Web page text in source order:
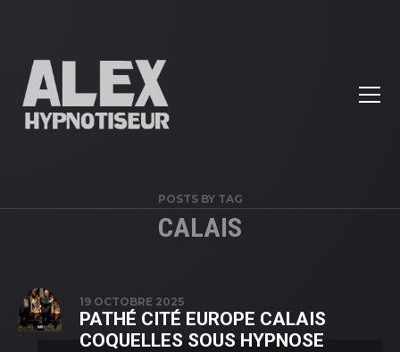
POSTS BY TAG
CALAIS
19 OCTOBRE 2025
PATHÉ CITÉ EUROPE CALAIS
COQUELLES SOUS HYPNOSE